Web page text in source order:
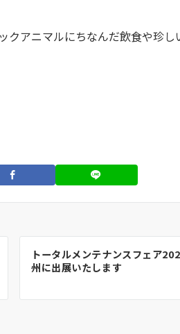
クアニマルにちなんだ飲食や珍し
トータルメンテナンスフェア
州に出展いたします